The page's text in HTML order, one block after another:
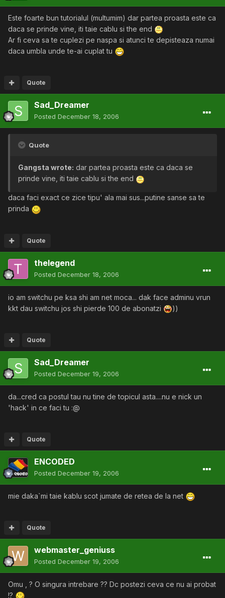
Este foarte bun tutorialul (multumim) dar partea proasta este ca
daca se prinde vine, iti taie cablu si the end
Ar fi ceva sa te cuplezi pe naspa si atunci te depisteaza numai
daca umbla unde te-ai cuplat tu
Quote
Sad_Dreamer
Posted December 18, 2006
Quote
Gangsta wrote: dar partea proasta este ca daca se
prinde vine, iti taie cablu si the end
daca faci exact ce zice tipu' ala mai sus...putine sanse sa te
prinda
Quote
thelegend
Posted December 18, 2006
io am switchu pe ksa shi am net moca... dak face adminu vrun
kkt dau switchu jos shi pierde 100 de abonatzi
))
Quote
Sad_Dreamer
Posted December 19, 2006
da...cred ca postul tau nu tine de topicul asta....nu e nick un
'hack' in ce faci tu :@
Quote
ENCODED
Posted December 19, 2006
mie daka`mi taie kablu scot jumate de retea de la net
Quote
webmaster_geniuss
Posted December 19, 2006
Omu , ? O singura intrebare ?? Dc postezi ceva ce nu ai probat
!?